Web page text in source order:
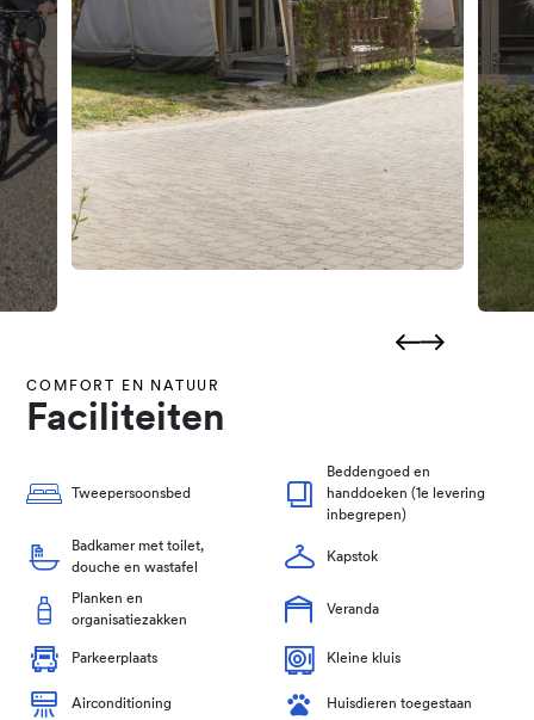
COMFORT EN NATUUR
Faciliteiten
Tweepersoonsbed
Beddengoed en
handdoeken (1e levering
inbegrepen)
Badkamer met toilet,
douche en wastafel
Kapstok
Planken en
organisatiezakken
Veranda
Parkeerplaats Kleine kluis
Airconditioning Huisdieren toegestaan